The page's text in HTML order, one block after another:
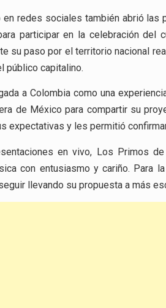
en redes sociales también abrió
participar en la celebración del
su paso por el territorio nacional
público capitalino.
a Colombia como una
de México para compartir su
expectativas y les permitió
en vivo, Los Primos
con entusiasmo y cariño. Para
llevando su propuesta a más